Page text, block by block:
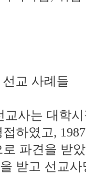
교 사례들
교사는 대학
하였고,
파견을 받
받고 선교